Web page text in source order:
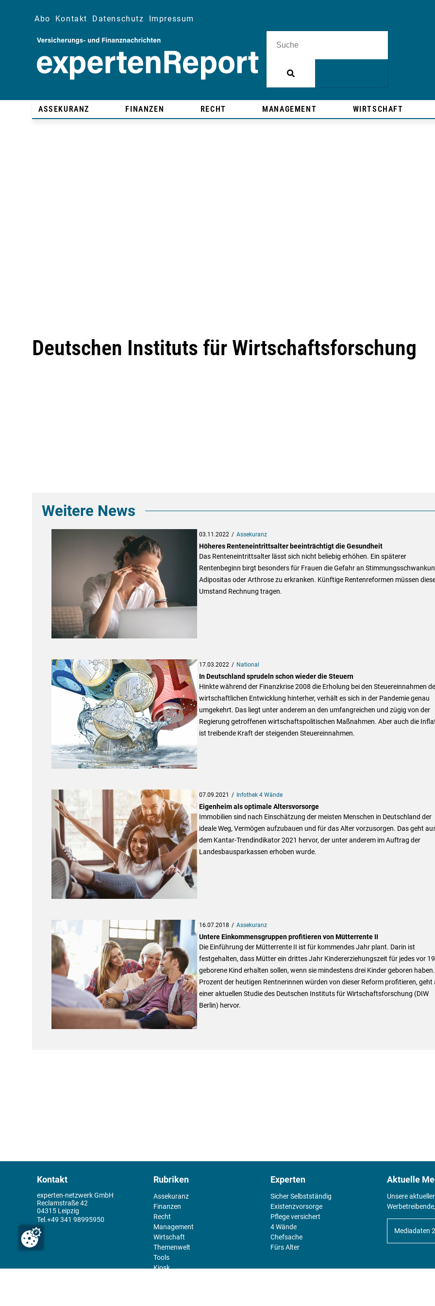
Abo Kontakt Datenschutz Impressum
ASSEKURANZ FINANZEN RECHT MANAGEMENT WIRTSCHAFT
Deutschen Instituts für Wirtschaftsforschung
Weitere News
03.11.2022 Assekuranz
Höheres Renteneintrittsalter beeinträchtigt die Gesundheit
Das Renteneintrittsalter lässt sich nicht beliebig erhöhen. Ein späterer
Rentenbeginn birgt besonders für Frauen die Gefahr an
Adipositas oder Arthrose zu erkranken. Künftige Rentenreformen müssen
Umstand Rechnung tragen.
17.03.2022 National
In Deutschland sprudeln schon wieder die Steuern
Hinkte während der Finanzkrise 2008 die Erholung bei den Steuereinnahmen
wirtschaftlichen Entwicklung hinterher, verhält es sich in der Pandemie genau
umgekehrt. Das liegt unter anderem an den umfangreichen und zügig von der
Regierung getroffenen wirtschaftspolitischen Maßnahmen. Aber auch die
ist treibende Kraft der steigenden Steuereinnahmen.
07.09.2021 Infothek 4 Wände
Eigenheim als optimale Altersvorsorge
Immobilien sind nach Einschätzung der meisten Menschen in Deutschland der
ideale Weg, Vermögen aufzubauen und für das Alter vorzusorgen. Das geht
dem Kantar-Trendindikator 2021 hervor, der unter anderem im Auftrag der
Landesbausparkassen erhoben wurde.
16.07.2018 Assekuranz
Untere Einkommensgruppen profitieren von Mütterrente II
Die Einführung der Mütterrente II ist für kommendes Jahr plant. Darin ist
festgehalten, dass Mütter ein drittes Jahr Kindererziehungszeit für jedes vor
geborene Kind erhalten sollen, wenn sie mindestens drei Kinder geboren
Prozent der heutigen Rentnerinnen würden von dieser Reform profitieren, geht
einer aktuellen Studie des Deutschen Instituts für Wirtschaftsforschung (DIW
Berlin) hervor.
Kontakt
experten-netzwerk GmbH
Reclamstraße 42
04315 Leipzig
+49 341 98995950
Rubriken
Assekuranz
Finanzen
Recht
Management
Wirtschaft
Themenwelt
Tools
Kiosk
Experten
Sicher Selbstständig
Existenz­vorsorge
Pflege versichert
4 Wände
Chefsache
Fürs Alter
Aktuelle
Unsere
Mediadaten